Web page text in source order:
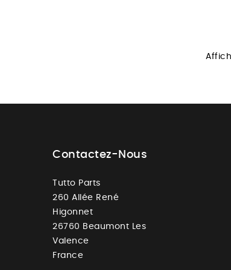
Contactez-Nous
Tutto Parts
260 Allée René
Higonnet
26760 Beaumont Les
Valence
France